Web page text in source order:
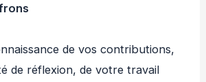
de vos contributions,
de réflexion, de votre travail